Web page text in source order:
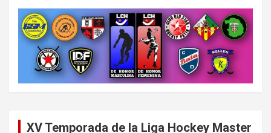
XV Temporada de la Liga Hockey Master